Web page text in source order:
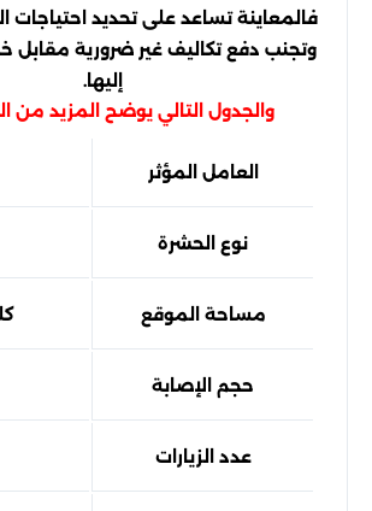
فالمعاينة تساعد على تحديد احتياجات
وتجنب دفع تكاليف غير ضرورية مقابل
إليها.
والجدول التالي يوضح المزيد من
العامل المؤثر
نوع الحشرة
مساحة الموقع
حجم الإصابة
عدد الزيارات